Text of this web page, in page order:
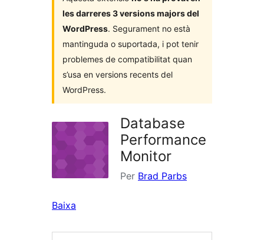
les darreres 3 versions majors del
WordPress. Segurament no està
mantinguda o suportada, i pot tenir
problemes de compatibilitat quan
s’usa en versions recents del
WordPress.
Database
Performance
Monitor
Per Brad Parbs
Baixa